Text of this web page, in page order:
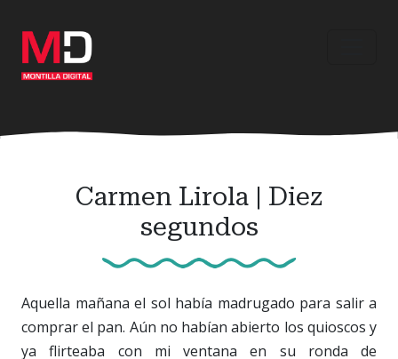
contenido
principal
Carmen Lirola | Diez
segundos
Aquella mañana el sol había madrugado para salir a
comprar el pan. Aún no habían abierto los quioscos y
ya flirteaba con mi ventana en su ronda de